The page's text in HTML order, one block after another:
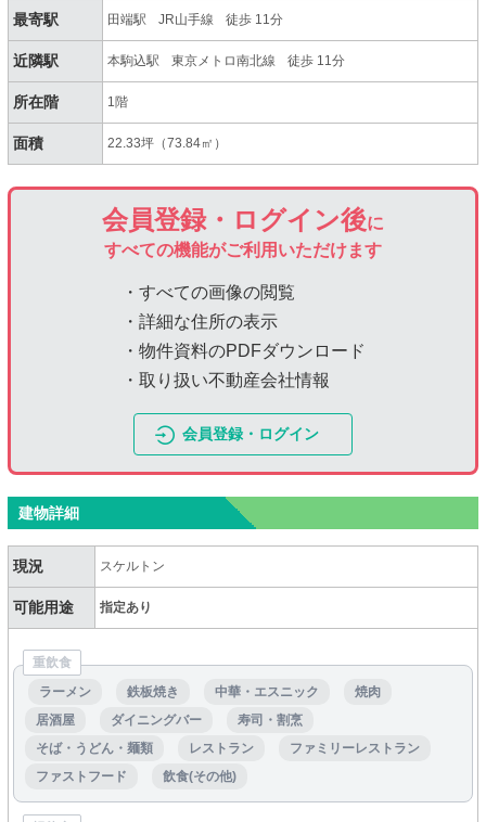
最寄駅 田端駅 JR山手線 徒歩 11分
近隣駅 本駒込駅 東京メトロ南北線 徒歩 11分
所在階 1階
面積 22.33坪（73.84㎡）
会員登録・ログイン後に
すべての機能がご利用いただけます
・すべての画像の閲覧
・詳細な住所の表示
・物件資料のPDFダウンロード
・取り扱い不動産会社情報
会員登録・ログイン
建物詳細
現況 スケルトン
可能用途 指定あり
重飲食
ラーメン
鉄板焼き 中華・エスニック
焼肉
居酒屋
ダイニングバー
寿司・割烹
そば・うどん・麺類
レストラン
ファミリーレストラン
ファストフード
飲食(その他)